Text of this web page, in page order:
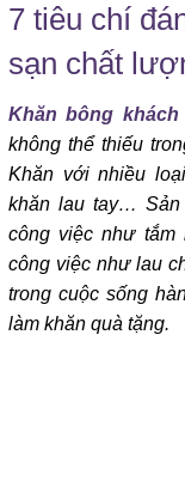
7 tiêu chí
sạn chất
Khăn bông khách
không thể thiếu
Khăn với nhiều
khăn lau tay… Sản
công việc như tắm
công việc như lau
trong cuộc sống
làm khăn quà tặng.